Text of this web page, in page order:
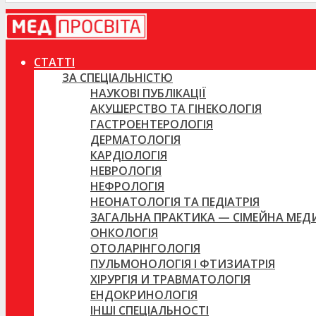
СТАТТІ
ЗА СПЕЦІАЛЬНІСТЮ
НАУКОВІ ПУБЛІКАЦІЇ
АКУШЕРСТВО ТА ГІНЕКОЛОГІЯ
ГАСТРОЕНТЕРОЛОГІЯ
ДЕРМАТОЛОГІЯ
КАРДІОЛОГІЯ
НЕВРОЛОГІЯ
НЕФРОЛОГІЯ
НЕОНАТОЛОГІЯ ТА ПЕДІАТРІЯ
ЗАГАЛЬНА ПРАКТИКА — СІМЕЙНА
ОНКОЛОГІЯ
ОТОЛАРІНГОЛОГІЯ
ПУЛЬМОНОЛОГІЯ І ФТИЗИАТРІЯ
ХІРУРГІЯ И ТРАВМАТОЛОГІЯ
ЕНДОКРИНОЛОГІЯ
ІНШІ СПЕЦІАЛЬНОСТІ